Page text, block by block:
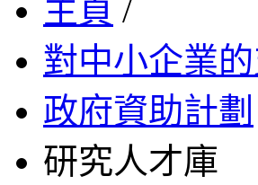
主頁 /
對中小企業
政府資助計劃
研究人才庫